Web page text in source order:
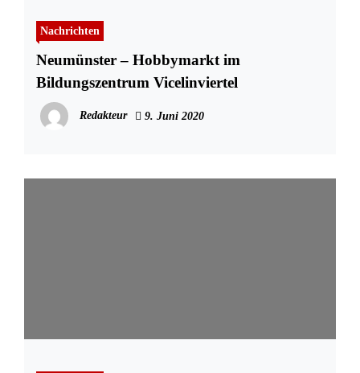
Nachrichten
Neumünster – Hobbymarkt im
Bildungszentrum Vicelinviertel
Redakteur 9. Juni 2020